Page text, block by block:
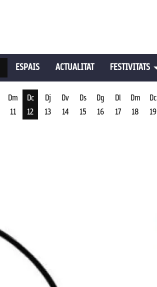
ESPAIS ACTUALITAT FESTIVITATS
Dm
11
Dc
12
Dj
13
Dv
14
Ds
15
Dg
16
Dl
17
Dm
18
Dc
19